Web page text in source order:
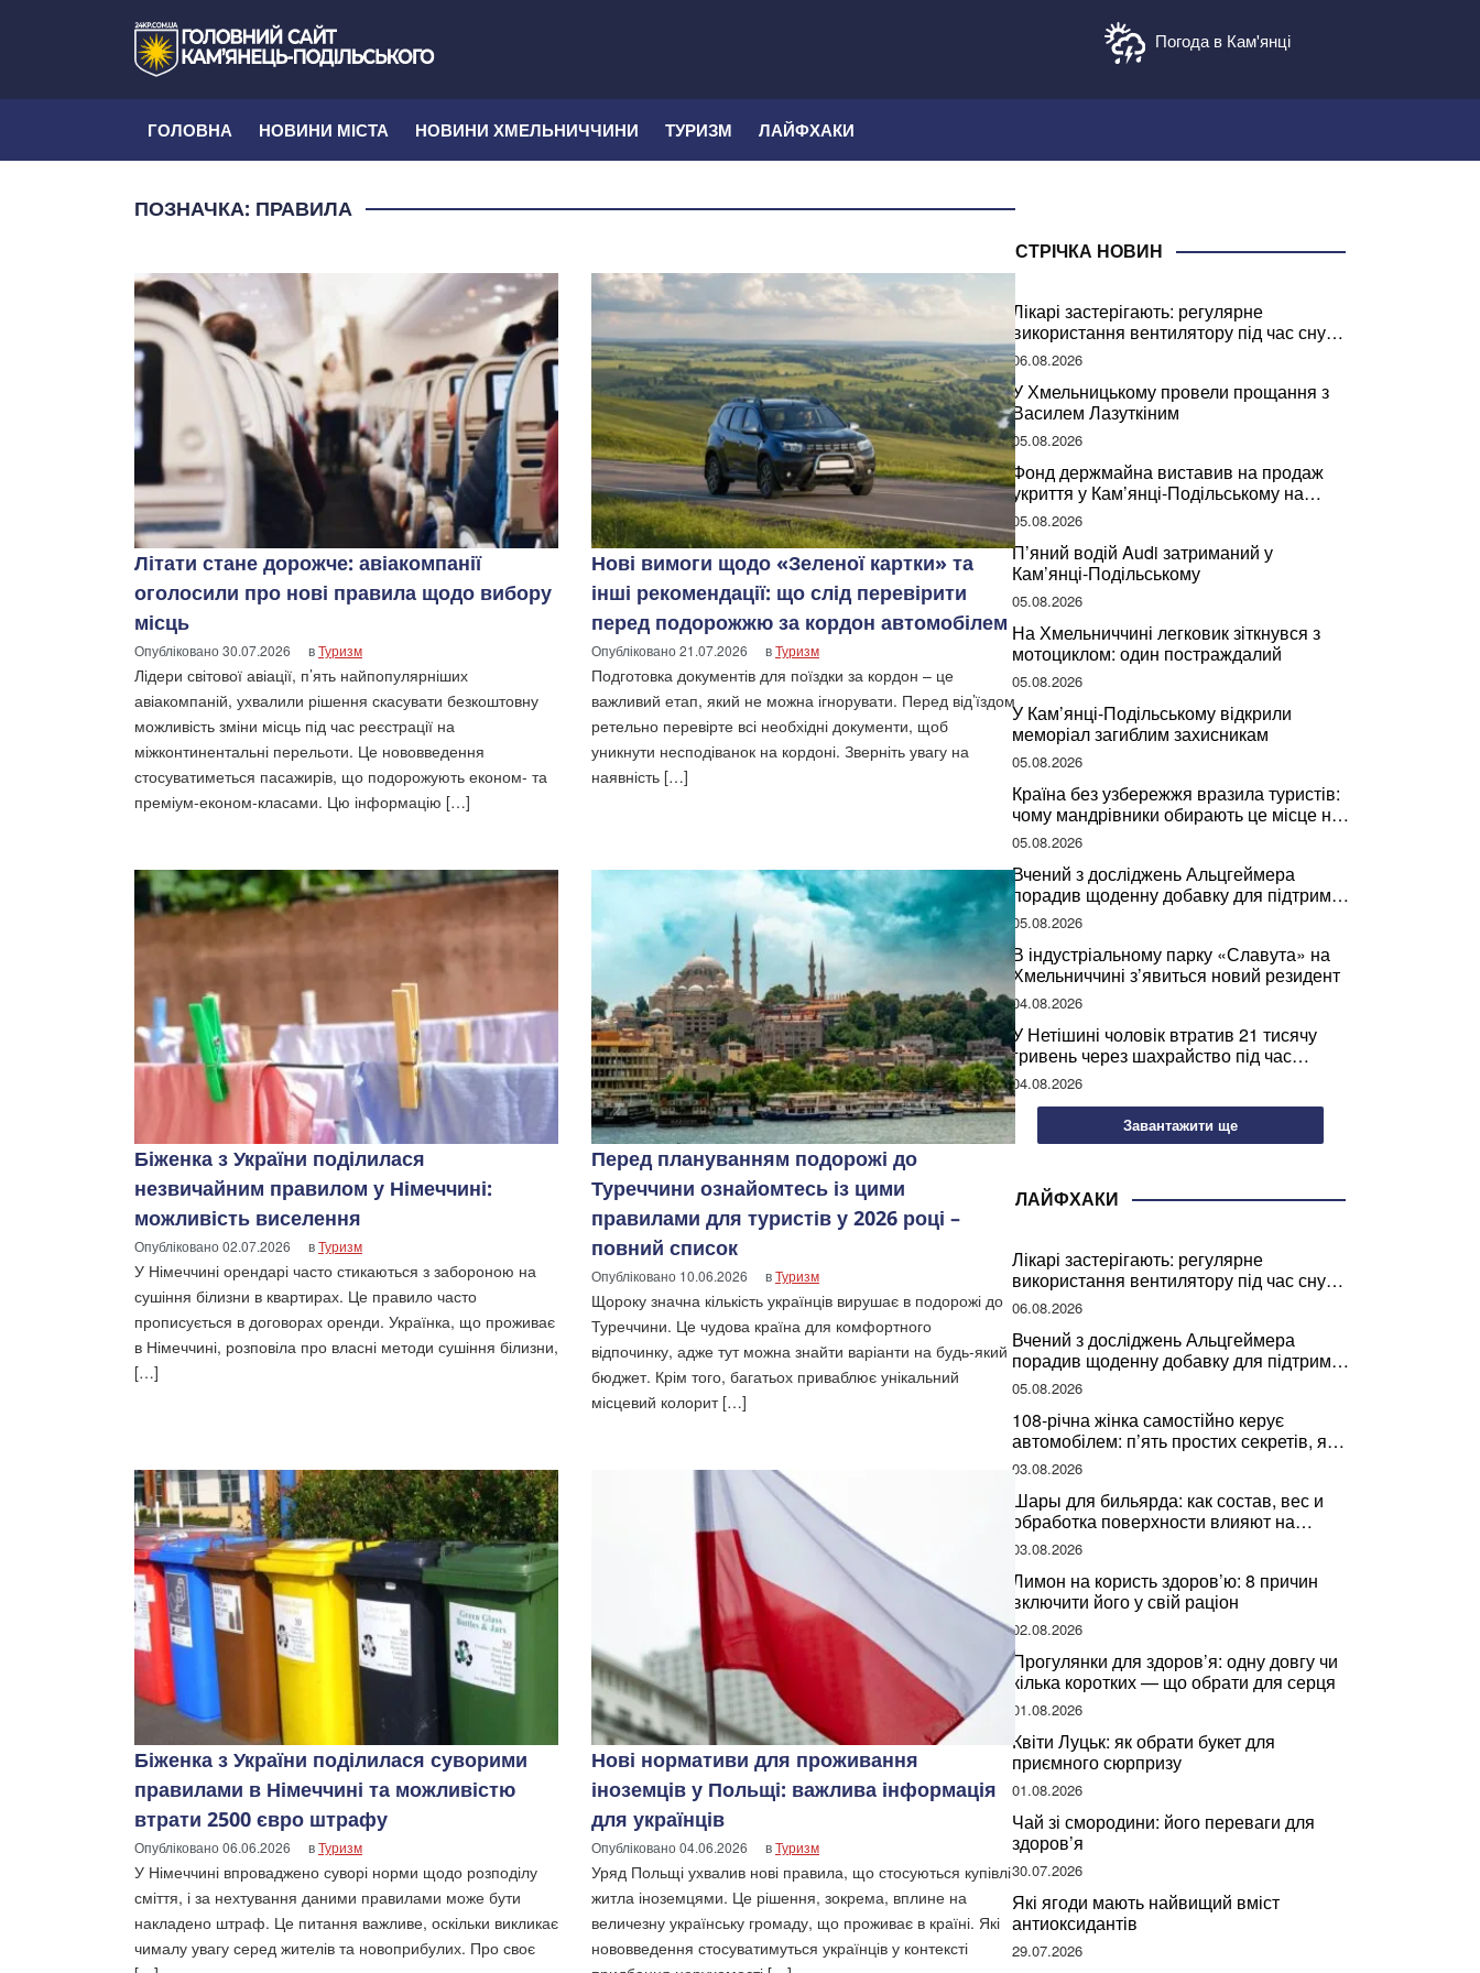
Погода в Кам'янці
ГОЛОВНА НОВИНИ МІСТА НОВИНИ ХМЕЛЬНИЧЧИНИ ТУРИЗМ ЛАЙФХАКИ
ПОЗНАЧКА: ПРАВИЛА
Літати стане дорожче: авіакомпанії
оголосили про нові правила щодо вибору
місць
Опубліковано30.07.2026 вТуризм
Лідери світової авіації, п’ять найпопулярніших
авіакомпаній, ухвалили рішення скасувати безкоштовну
можливість зміни місць під час реєстрації на
міжконтинентальні перельоти. Це нововведення
стосуватиметься пасажирів, що подорожують економ- та
преміум-економ-класами. Цю інформацію […]
Нові вимоги щодо «Зеленої картки» та
інші рекомендації: що слід перевірити
перед подорожжю за кордон автомобілем
Опубліковано21.07.2026 вТуризм
Подготовка документів для поїздки за кордон – це
важливий етап, який не можна ігнорувати. Перед від’їздом
ретельно перевірте всі необхідні документи, щоб
уникнути несподіванок на кордоні. Зверніть увагу на
наявність […]
Біженка з України поділилася
незвичайним правилом у Німеччині:
можливість виселення
Опубліковано02.07.2026 вТуризм
У Німеччині орендарі часто стикаються з забороною на
сушіння білизни в квартирах. Це правило часто
прописується в договорах оренди. Українка, що проживає
в Німеччині, розповіла про власні методи сушіння білизни,
[…]
Перед плануванням подорожі до
Туреччини ознайомтесь із цими
правилами для туристів у 2026 році –
повний список
Опубліковано 10.06.2026 вТуризм
Щороку значна кількість українців вирушає в подорожі до
Туреччини. Це чудова країна для комфортного
відпочинку, адже тут можна знайти варіанти на будь-який
бюджет. Крім того, багатьох приваблює унікальний
місцевий колорит […]
Біженка з України поділилася суворими
правилами в Німеччині та можливістю
втрати 2500 євро штрафу
Опубліковано06.06.2026 вТуризм
У Німеччині впроваджено суворі норми щодо розподілу
сміття, і за нехтування даними правилами може бути
накладено штраф. Це питання важливе, оскільки викликає
чималу увагу серед жителів та новоприбулих. Про своє
Нові нормативи для проживання
іноземців у Польщі: важлива інформація
для українців
Опубліковано04.06.2026 вТуризм
Уряд Польщі ухвалив нові правила, що стосуються купівлі
житла іноземцями. Це рішення, зокрема, вплине на
величезну українську громаду, що проживає в країні. Які
нововведення стосуватимуться українців у контексті
СТРІЧКА НОВИН
Лікарі застерігають: регулярне
використання вентилятору під час сну
може негативно вплинути на ваше
здоров’я
06.08.2026
У Хмельницькому провели прощання з
Василем Лазуткіним
05.08.2026
Фонд держмайна виставив на продаж
укриття у Кам’янці-Подільському на
Хмельниччині
05.08.2026
П’яний водій Audi затриманий у
Кам’янці-Подільському
05.08.2026
На Хмельниччині легковик зіткнувся з
мотоциклом: один постраждалий
05.08.2026
У Кам’янці-Подільському відкрили
меморіал загиблим захисникам
05.08.2026
Країна без узбережжя вразила туристів:
чому мандрівники обирають це місце на
відпочинок
05.08.2026
Вчений з досліджень Альцгеймера
порадив щоденну добавку для підтримки
мозкової діяльності
05.08.2026
В індустріальному парку «Славута» на
Хмельниччині з’явиться новий резидент
04.08.2026
У Нетішині чоловік втратив 21 тисячу
гривень через шахрайство під час
покупки дров
04.08.2026
Завантажити ще
ЛАЙФХАКИ
Лікарі застерігають: регулярне
використання вентилятору під час сну
може негативно вплинути на ваше
здоров’я
06.08.2026
Вчений з досліджень Альцгеймера
порадив щоденну добавку для підтримки
мозкової діяльності
05.08.2026
108-річна жінка самостійно керує
автомобілем: п’ять простих секретів, які
допомогли їй дожити до століття
03.08.2026
Шары для бильярда: как состав, вес и
обработка поверхности влияют на
динамику игры
03.08.2026
Лимон на користь здоров’ю: 8 причин
включити його у свій раціон
02.08.2026
Прогулянки для здоров’я: одну довгу чи
кілька коротких — що обрати для серця
01.08.2026
Квіти Луцьк: як обрати букет для
приємного сюрпризу
01.08.2026
Чай зі смородини: його переваги для
здоров’я
30.07.2026
Які ягоди мають найвищий вміст
антиоксидантів
29.07.2026